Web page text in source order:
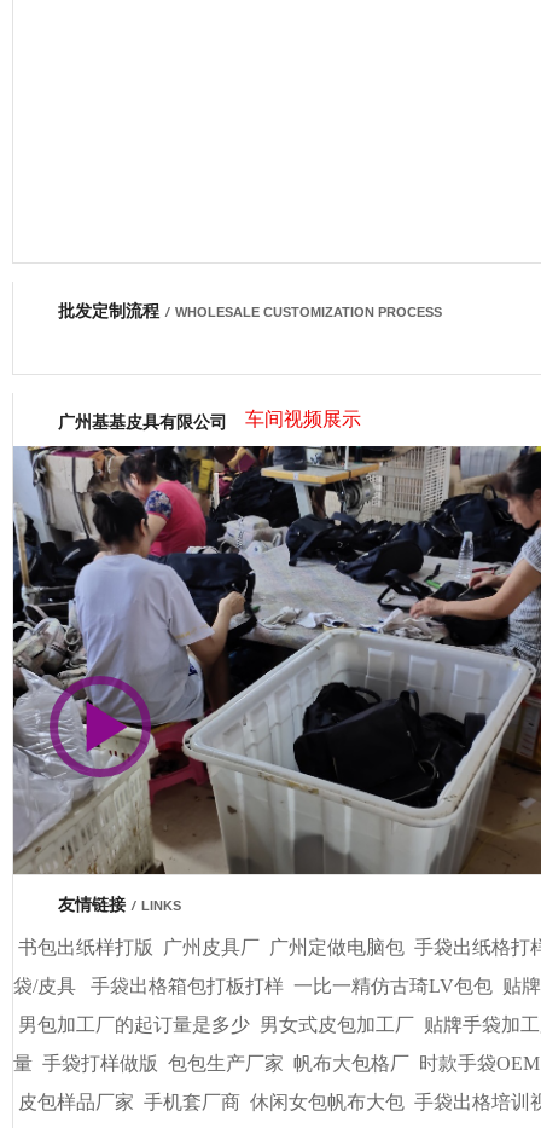
网商会会员
市商会会员单位
批发定制流程 / WHOLESALE CUSTOMIZATION PROCESS
广州基基皮具有限公司 车间视频展示
友情链接 / LINKS
书包出纸样打版 广州皮具厂 广州定做电脑包 手袋出纸格打
袋/皮具
手袋出格箱包打板打样 一比一精仿古琦LV包包 贴
男包加工厂的起订量是多少 男女式皮包加工厂 贴牌手袋加
量 手袋打样做版 包包生产厂家 帆布大包格厂 时款手袋OEM
皮包样品厂家 手机套厂商 休闲女包帆布大包 手袋出格培训